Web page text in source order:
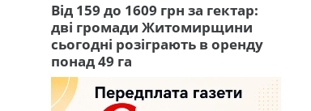
Від 159 до 1609 грн за гектар:
дві громади Житомирщини
сьогодні розіграють в оренду
понад 49 га